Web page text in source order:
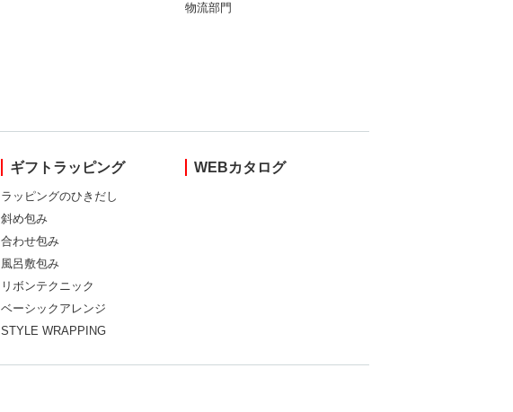
物流部門
ギフトラッピング
ラッピングのひきだし
斜め包み
合わせ包み
風呂敷包み
リボンテクニック
ベーシックアレンジ
STYLE WRAPPING
WEBカタログ